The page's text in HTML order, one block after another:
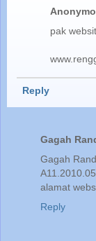
pak
Reply
Gagah
Gagah
alamat
Reply